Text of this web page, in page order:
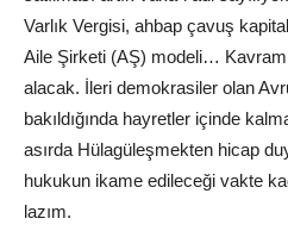
Varlık Vergisi, ahbap çavuş
Aile Şirketi (AŞ) modeli…
alacak. İleri demokrasiler olan
bakıldığında hayretler içinde
asırda Hülagüleşmekten hicap
hukukun ikame edileceği vakte
lazım.